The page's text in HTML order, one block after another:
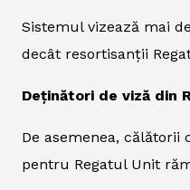
Sistemul vizează mai
decât resortisanții
Deținători de viză din
De asemenea, călătorii
pentru Regatul Unit